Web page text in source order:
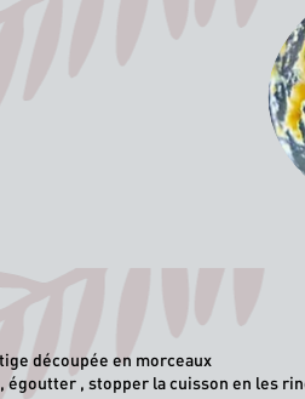
découpée en morceaux
, stopper la cuisson en les